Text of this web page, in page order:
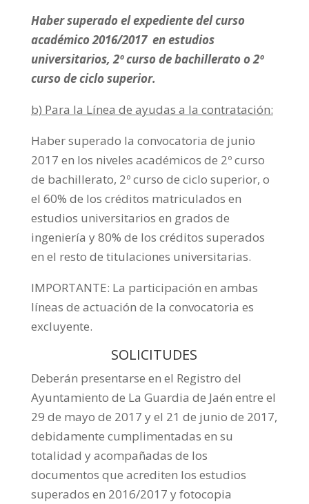
Haber superado el expediente del curso
académico 2016/2017 en estudios
universitarios, 2º curso de bachillerato o 2º
curso de ciclo superior.
b) Para la Línea de ayudas a la contratación:
Haber superado la convocatoria de junio
2017 en los niveles académicos de 2º curso
de bachillerato, 2º curso de ciclo superior, o
el 60% de los créditos matriculados en
estudios universitarios en grados de
ingeniería y 80% de los créditos superados
en el resto de titulaciones universitarias.
IMPORTANTE: La participación en ambas
líneas de actuación de la convocatoria es
excluyente.
SOLICITUDES
Deberán presentarse en el Registro del
Ayuntamiento de La Guardia de Jaén entre el
29 de mayo de 2017 y el 21 de junio de 2017,
debidamente cumplimentadas en su
totalidad y acompañadas de los
documentos que acrediten los estudios
superados en 2016/2017 y fotocopia